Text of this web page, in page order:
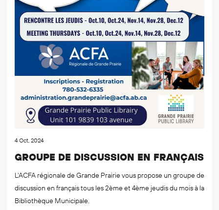
4 Oct, 2024
GROUPE DE DISCUSSION EN FRANÇAIS
L'ACFA régionale de Grande Prairie vous propose un groupe de
discussion en français tous les 2ème et 4ème jeudis du mois à la
Bibliothèque Municipale.